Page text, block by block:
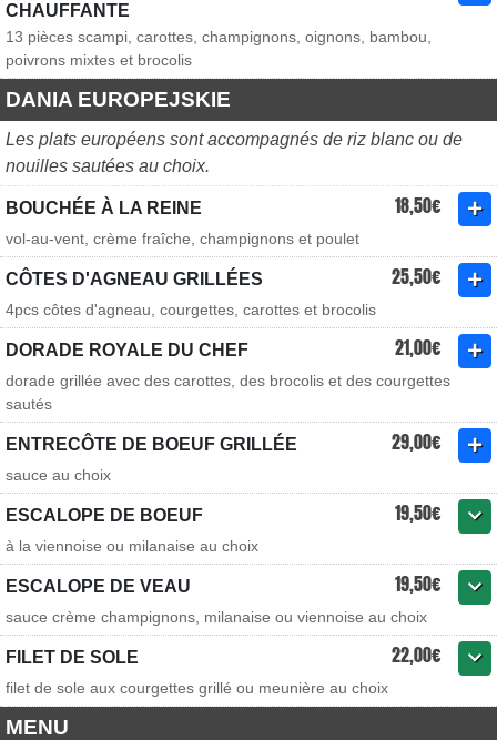
CHAUFFANTE
13 pièces scampi, carottes, champignons, oignons, bambou,
poivrons mixtes et brocolis
DANIA EUROPEJSKIE
Les plats européens sont accompagnés de riz blanc ou de
nouilles sautées au choix.
BOUCHÉE À LA REINE 18,50€
vol-au-vent, crème fraîche, champignons et poulet
CÔTES D'AGNEAU GRILLÉES 25,50€
4pcs côtes d'agneau, courgettes, carottes et brocolis
DORADE ROYALE DU CHEF 21,00€
dorade grillée avec des carottes, des brocolis et des courgettes
sautés
ENTRECÔTE DE BOEUF GRILLÉE 29,00€
sauce au choix
ESCALOPE DE BOEUF 19,50€
à la viennoise ou milanaise au choix
ESCALOPE DE VEAU 19,50€
sauce crème champignons, milanaise ou viennoise au choix
FILET DE SOLE 22,00€
filet de sole aux courgettes grillé ou meunière au choix
MENU